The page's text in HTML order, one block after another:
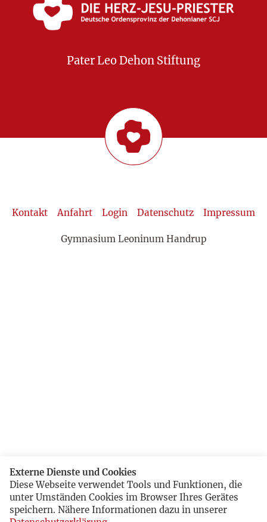
Pater Leo Dehon Stiftung
Kontakt Anfahrt Login Datenschutz Impressum
Gymnasium Leoninum Handrup
Externe Dienste und Cookies
Diese Webseite verwendet Tools und Funktionen, die
unter Umständen Cookies im Browser Ihres Gerätes
speichern. Nähere Informationen dazu in unserer